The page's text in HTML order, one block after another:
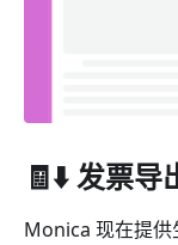
🧾⬇️ 发票导
Monica 现在提供